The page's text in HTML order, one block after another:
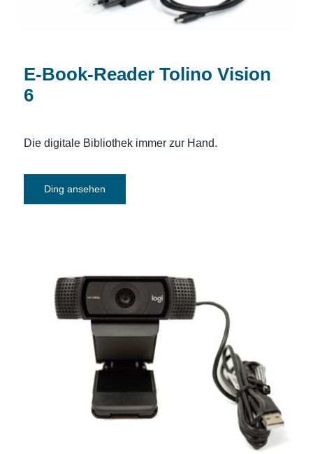
E-Book-Reader Tolino Vision
6
Die digitale Bibliothek immer zur Hand.
Ding ansehen
Webcam Logitech